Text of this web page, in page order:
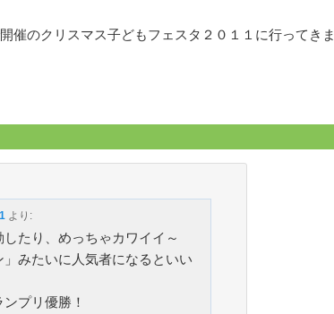
催のクリスマス子どもフェスタ２０１１に行ってきま
より:
たり、めっちゃカワイイ～
みたいに人気者になるといい
プリ優勝！